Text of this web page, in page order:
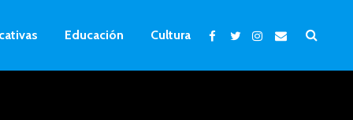
Educación Cultura